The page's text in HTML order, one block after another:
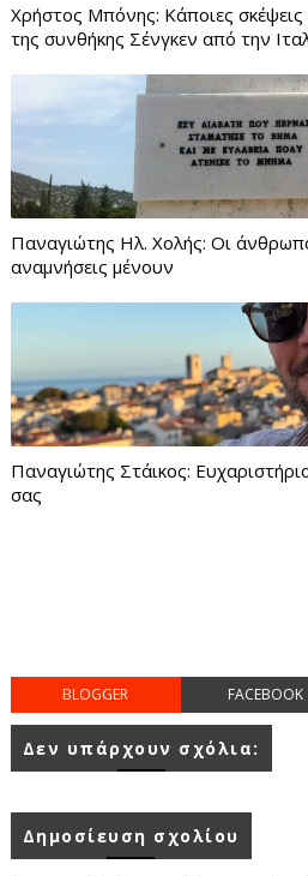
Χρήστος Μπόνης: Κάποιες
της συνθήκης Σένγκεν από την
Παναγιώτης Ηλ. Χολής: Οι
αναμνήσεις μένουν
Παναγιώτης Στάικος:
σας
BLOGGER FACEBOOK
Δεν υπάρχουν σχόλια:
Δημοσίευση σχολίου